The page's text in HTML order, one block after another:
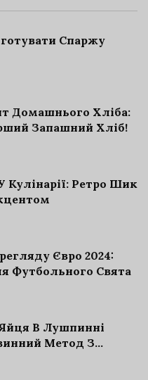
Спаржу
Домашнього Хліба:
Запашний Хліб!
Кулінарії: Ретро Шик
Євро 2024:
Футбольного Свята
В Лушпинні
Метод З